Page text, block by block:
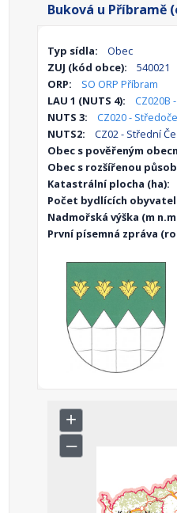
Buková u Příbramě
Typ sídla:
Obec
ZUJ (kód obce):
540021
ORP:
SO ORP Příbram
LAU 1 (NUTS 4):
CZ020B
NUTS 3:
CZ020 -
NUTS2:
CZ02 - Střední
Obec s pověřeným
Obec s rozšířenou
Katastrální plocha (ha):
Počet bydlících obyvatel
Nadmořská výška (m
První písemná zpráva